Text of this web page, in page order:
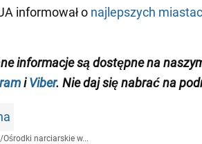
informował o najlepszych
informacje są dostępne na
iViber. Nie daj się nabrać na
/Ośrodki narciarskie w...